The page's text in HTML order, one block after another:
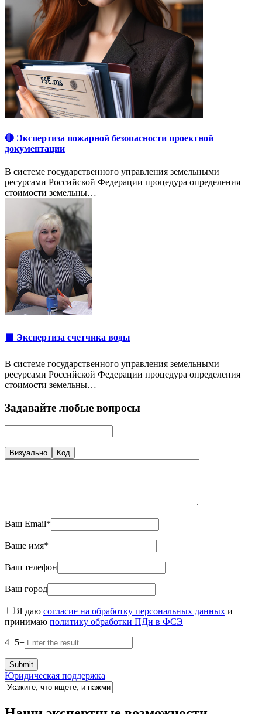
🔴 Экспертиза пожарной безопасности проектной
документации
В системе государственного управления земельными
ресурсами Российской Федерации процедура определения
стоимости земельны…
🟩 Экспертиза счетчика воды
В системе государственного управления земельными
ресурсами Российской Федерации процедура определения
стоимости земельны…
Задавайте любые вопросы
Визуально Код
Ваш Email*
Ваше имя*
Ваш телефон
Ваш город
Я даю согласие на обработку персональных данных и
принимаю политику обработки ПДн в ФСЭ
4+5=
Юридическая поддержка